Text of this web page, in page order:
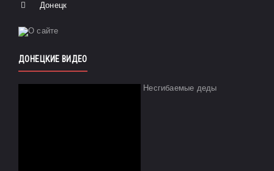
Донецк
ДОНЕЦКИЕ ВИДЕО
Несгибаемые деды